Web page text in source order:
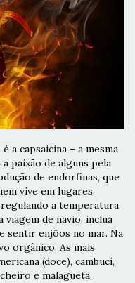
a capsaicina – a mesma
paixão de alguns pela
de endorfinas, que
vive em lugares
a temperatura
de navio, inclua
sentir enjôos no mar. Na
orgânico. As mais
(doce), cambuci,
e malagueta.